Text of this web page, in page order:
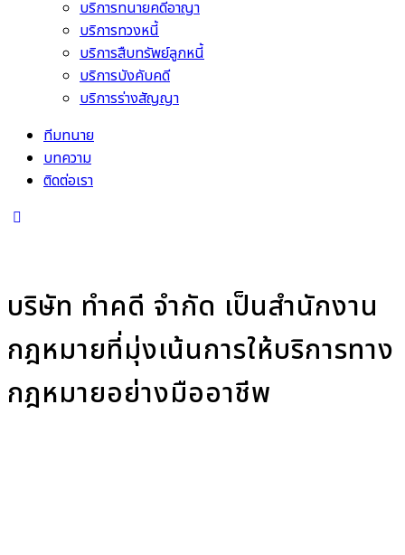
บริการทนายคดีอาญา
บริการทวงหนี้
บริการสืบทรัพย์ลูกหนี้
บริการบังคับคดี
บริการร่างสัญญา
ทีมทนาย
บทความ
ติดต่อเรา
บริษัท ทำคดี จำกัด เป็นสำนักงาน
กฎหมายที่มุ่งเน้นการให้บริการทาง
กฎหมายอย่างมืออาชีพ